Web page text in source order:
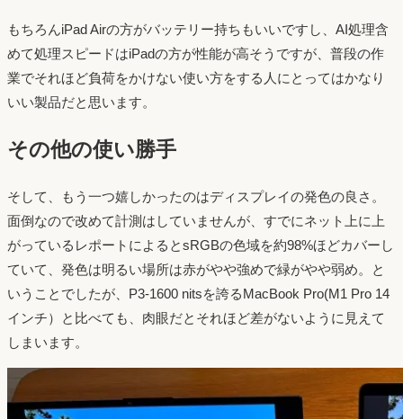
もちろんiPad Airの方がバッテリー持ちもいいですし、AI処理含
めて処理スピードはiPadの方が性能が高そうですが、普段の作
業でそれほど負荷をかけない使い方をする人にとってはかなり
いい製品だと思います。
その他の使い勝手
そして、もう一つ嬉しかったのはディスプレイの発色の良さ。
面倒なので改めて計測はしていませんが、すでにネット上に上
がっているレポートによるとsRGBの色域を約98%ほどカバーし
ていて、発色は明るい場所は赤がやや強めで緑がやや弱め。と
いうことでしたが、P3-1600 nitsを誇るMacBook Pro(M1 Pro 14
インチ）と比べても、肉眼だとそれほど差がないように見えて
しまいます。